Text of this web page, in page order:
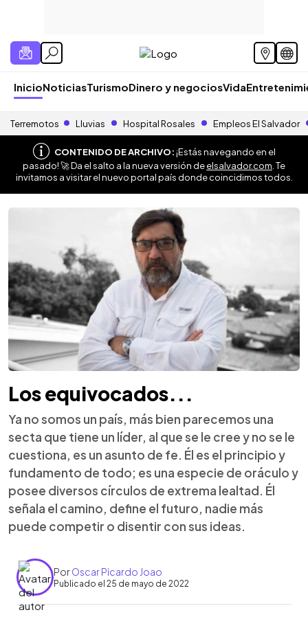
InicioNoticiasTurismoDinero y negociosVida
Terremotos Lluvias Hospital Rosales Empleos El Salvador
CONTENIDO DE ARCHIVO:¡Estás navegando en el
pasado! 🚀 Da el salto a la nueva versión deelsalvador.com . Te
invitamos a visitar el nuevo portal país donde coincidimos todos.
Los equivocados...
Ya no somos un país, más bien parecemos una
secta que tiene un líder, al que se le cree y no se le
cuestiona, es un asunto de fe. Él es el principio y
fundamento de todo; es una especie de oráculo y
posee diversos círculos de extrema lealtad. Él
señala el camino, define el futuro, nadie más
puede competir o disentir con sus ideas.
PorOscar Picardo Joao
Publicado el 25 de mayo de 2022